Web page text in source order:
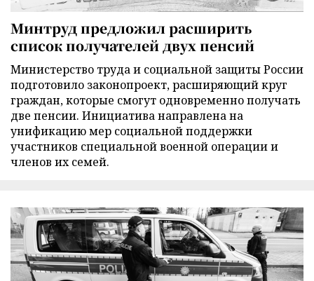
Минтруд предложил расширить
список получателей двух пенсий
Министерство труда и социальной защиты России
подготовило законопроект, расширяющий круг
граждан, которые смогут одновременно получать
две пенсии. Инициатива направлена на
унификацию мер социальной поддержки
участников специальной военной операции и
членов их семей.